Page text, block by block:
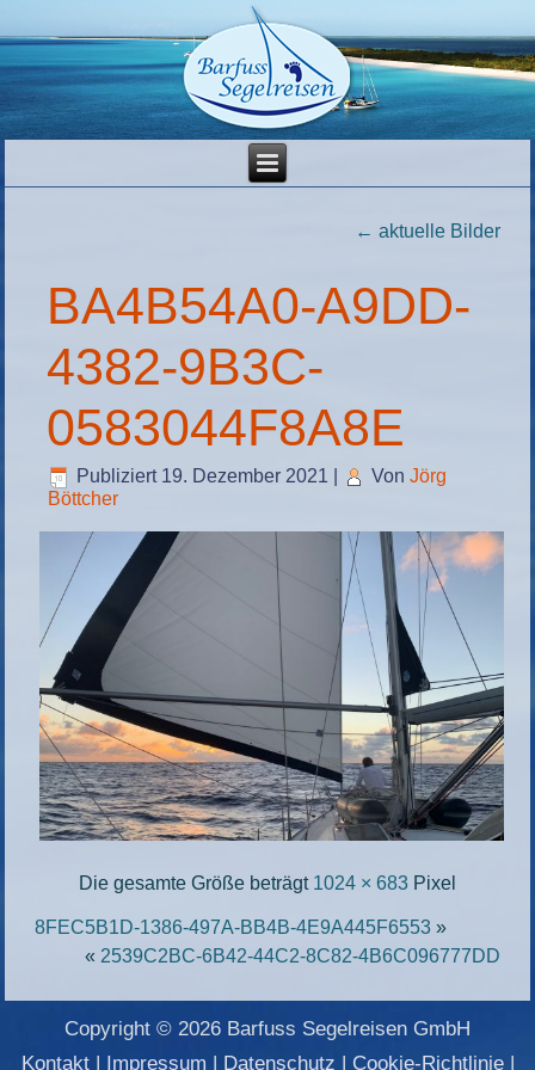
← aktuelle Bilder
BA4B54A0-A9DD-
4382-9B3C-
0583044F8A8E
Publiziert 19. Dezember 2021 Von Jörg
Böttcher
Die gesamte Größe beträgt 1024 × 683 Pixel
8FEC5B1D-1386-497A-BB4B-4E9A445F6553 »
« 2539C2BC-6B42-44C2-8C82-4B6C096777DD
Copyright © 2026 Barfuss Segelreisen GmbH
Kontakt| Impressum | Datenschutz | Cookie-Richtlinie|